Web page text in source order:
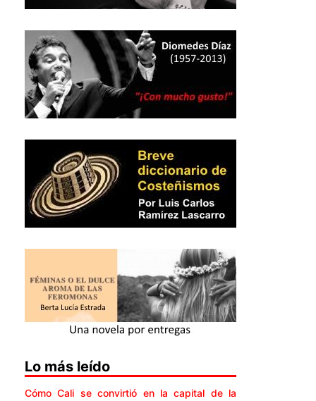
Lo más leído
Cómo Cali se convirtió en la capital de la